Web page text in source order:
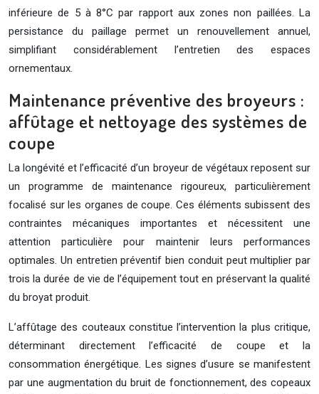
inférieure de 5 à 8°C par rapport aux zones non paillées. La
persistance du paillage permet un renouvellement annuel,
simplifiant considérablement l’entretien des espaces
ornementaux.
Maintenance préventive des broyeurs :
affûtage et nettoyage des systèmes de
coupe
La longévité et l’efficacité d’un broyeur de végétaux reposent sur
un programme de maintenance rigoureux, particulièrement
focalisé sur les organes de coupe. Ces éléments subissent des
contraintes mécaniques importantes et nécessitent une
attention particulière pour maintenir leurs performances
optimales. Un entretien préventif bien conduit peut multiplier par
trois la durée de vie de l’équipement tout en préservant la qualité
du broyat produit.
L’affûtage des couteaux constitue l’intervention la plus critique,
déterminant directement l’efficacité de coupe et la
consommation énergétique. Les signes d’usure se manifestent
par une augmentation du bruit de fonctionnement, des copeaux